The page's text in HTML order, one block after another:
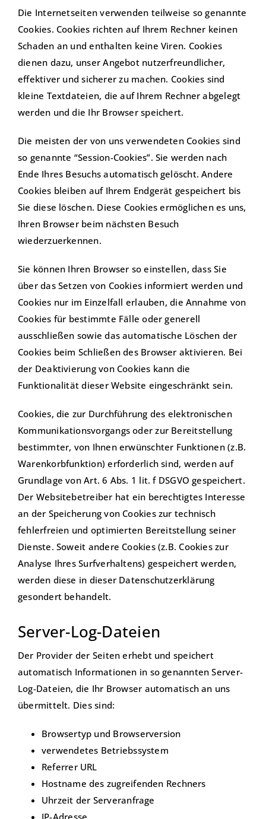
Die Internetseiten verwenden teilweise so genannte
Cookies. Cookies richten auf Ihrem Rechner keinen
Schaden an und enthalten keine Viren. Cookies
dienen dazu, unser Angebot nutzerfreundlicher,
effektiver und sicherer zu machen. Cookies sind
kleine Textdateien, die auf Ihrem Rechner abgelegt
werden und die Ihr Browser speichert.
Die meisten der von uns verwendeten Cookies sind
so genannte “Session-Cookies”. Sie werden nach
Ende Ihres Besuchs automatisch gelöscht. Andere
Cookies bleiben auf Ihrem Endgerät gespeichert bis
Sie diese löschen. Diese Cookies ermöglichen es uns,
Ihren Browser beim nächsten Besuch
wiederzuerkennen.
Sie können Ihren Browser so einstellen, dass Sie
über das Setzen von Cookies informiert werden und
Cookies nur im Einzelfall erlauben, die Annahme von
Cookies für bestimmte Fälle oder generell
ausschließen sowie das automatische Löschen der
Cookies beim Schließen des Browser aktivieren. Bei
der Deaktivierung von Cookies kann die
Funktionalität dieser Website eingeschränkt sein.
Cookies, die zur Durchführung des elektronischen
Kommunikationsvorgangs oder zur Bereitstellung
bestimmter, von Ihnen erwünschter Funktionen (z.B.
Warenkorbfunktion) erforderlich sind, werden auf
Grundlage von Art. 6 Abs. 1 lit. f DSGVO gespeichert.
Der Websitebetreiber hat ein berechtigtes Interesse
an der Speicherung von Cookies zur technisch
fehlerfreien und optimierten Bereitstellung seiner
Dienste. Soweit andere Cookies (z.B. Cookies zur
Analyse Ihres Surfverhaltens) gespeichert werden,
werden diese in dieser Datenschutzerklärung
gesondert behandelt.
Server-Log-Dateien
Der Provider der Seiten erhebt und speichert
automatisch Informationen in so genannten Server-
Log-Dateien, die Ihr Browser automatisch an uns
übermittelt. Dies sind:
Browsertyp und Browserversion
verwendetes Betriebssystem
Referrer URL
Hostname des zugreifenden Rechners
Uhrzeit der Serveranfrage
IP-Adresse